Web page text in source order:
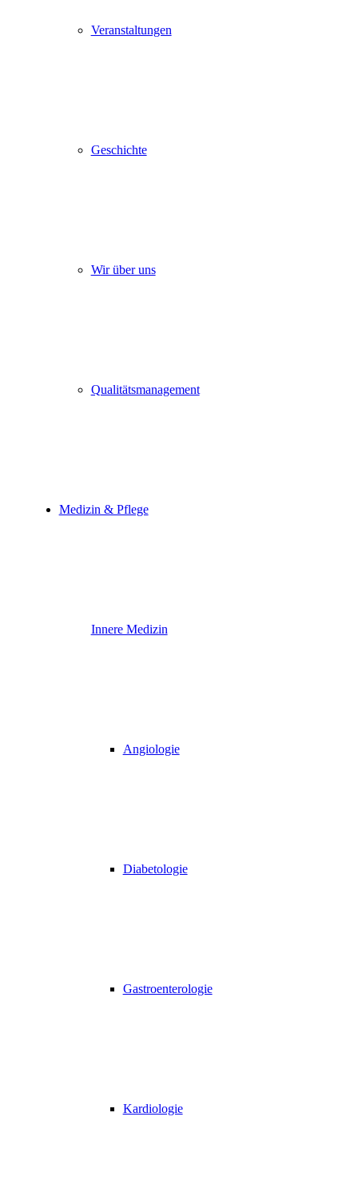
Veranstaltungen
Geschichte
Wir über uns
Qualitätsmanagement
Medizin & Pflege
Innere Medizin
Angiologie
Diabetologie
Gastroenterologie
Kardiologie